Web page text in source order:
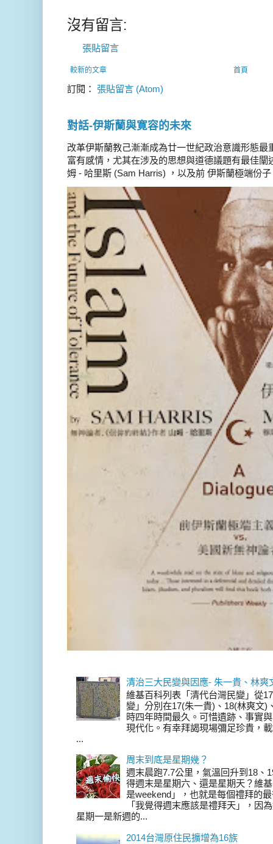
沒有留言:
張貼留言
較新的文章 首頁
訂閱： 張貼留言 (Atom)
對話-伊斯蘭與寛容的未來
改革伊斯蘭教己漸漸成為廿一世紀政治意識形態
富有感情，尤其在涉及的思想與道德議題有最佳
姆 - 哈里斯 (Sam Harris) ，以及前 伊斯蘭極端份
清治三大民變與因應- 朱一貴、林爽
維基百科列表「清代台灣民變」從
變」分別在17(朱一貴)、18(林爽文)
時四年時間最久。可惜遺跡、事實
現代化。有幸拜謁現場彌足珍貴，
...
周末到底是星期幾？
週末晨跑7.7公里，氣溫回升到18、
得週末是星期六、還是星期天？維
是weekend」，也就是每個禮拜的
「我覺得週末應該是禮拜天」，因
星期一是新週的...
2014台灣原住民擴增為16族